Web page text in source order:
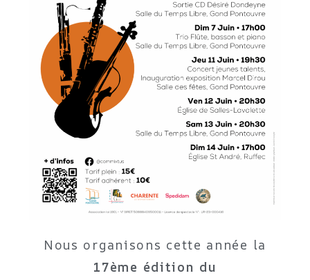
Nous organisons cette année la
17ème édition du